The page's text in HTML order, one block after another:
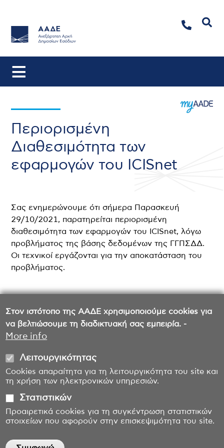
Στον ιστότοπο της ΑΑΔΕ χρησιμοποιούμε cookies για
να βελτιώσουμε τη διαδικτυακή σας εμπειρία. -
More info
Λειτουργικότητας
Cookies απαραίτητα για τη λειτουργικότητα του site και
τη χρήση των ηλεκτρονικών υπηρεσιών.
Στατιστικών
Προαιρετικά cookies για τη συγκέντρωση στατιστικών
στοιχείων που αφορούν στην επισκεψιμότητα του site.
Περιορισμένη
Διαθεσιμότητα των
εφαρμογών του ICISnet
Σας ενημερώνουμε ότι σήμερα Παρασκευή
29/10/2021, παρατηρείται περιορισμένη
διαθεσιμότητα των εφαρμογών του ICISnet, λόγω
προβλήματος της βάσης δεδομένων της ΓΓΠΣΔΔ.
Οι τεχνικοί εργάζονται για την αποκατάσταση του
προβλήματος.